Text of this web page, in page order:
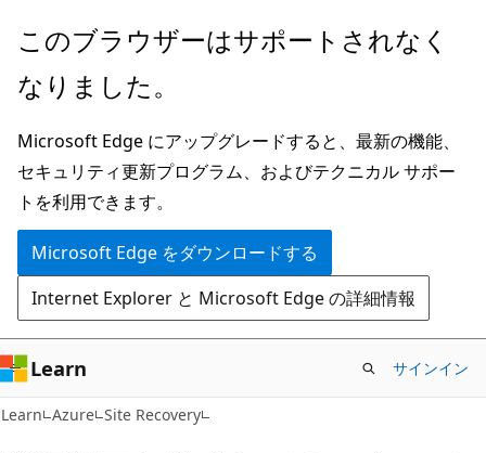
メ
ン
ン
テ
ン
ツ
に
ス
キ
ッ
プ
このブラウザーはサポートされなく
なりました。
Microsoft Edge にアップグレードすると、最新の機能、
セキュリティ更新プログラム、およびテクニカル サポー
トを利用できます。
Microsoft Edge をダウンロードする
Internet Explorer と Microsoft Edge の詳細情報
Learn サインイン
Learn Azure Site Recovery